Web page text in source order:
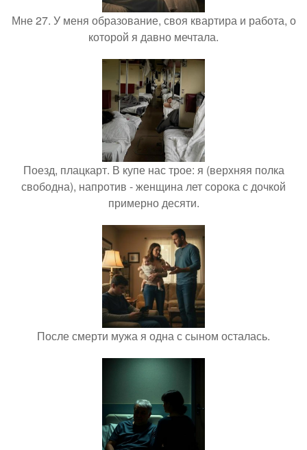
Мне 27. У меня образование, своя квартира и работа, о
которой я давно мечтала.
Поезд, плацкарт. В купе нас трое: я (верхняя полка
свободна), напротив - женщина лет сорока с дочкой
примерно десяти.
После смерти мужа я одна с сыном осталась.